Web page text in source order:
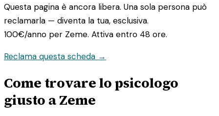
Questa pagina è ancora libera. Una sola persona può
reclamarla — diventa la tua, esclusiva.
100€/anno per Zeme. Attiva entro 48 ore.
Reclama questa scheda →
Come trovare lo psicologo
giusto a Zeme